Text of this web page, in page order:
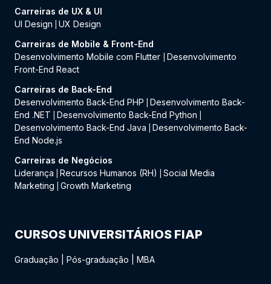
Carreiras de UX & UI
UI Design
UX Design
Carreiras de Mobile & Front-End
Desenvolvimento Mobile com Flutter
Desenvolvimento
Front-End React
Carreiras de Back-End
Desenvolvimento Back-End PHP
Desenvolvimento Back-
End .NET
Desenvolvimento Back-End Python
Desenvolvimento Back-End Java
Desenvolvimento Back-
End Node.js
Carreiras de Negócios
Liderança
Recursos Humanos (RH)
Social Media
Marketing
Growth Marketing
CURSOS UNIVERSITÁRIOS FIAP
Graduação Pós-graduação MBA